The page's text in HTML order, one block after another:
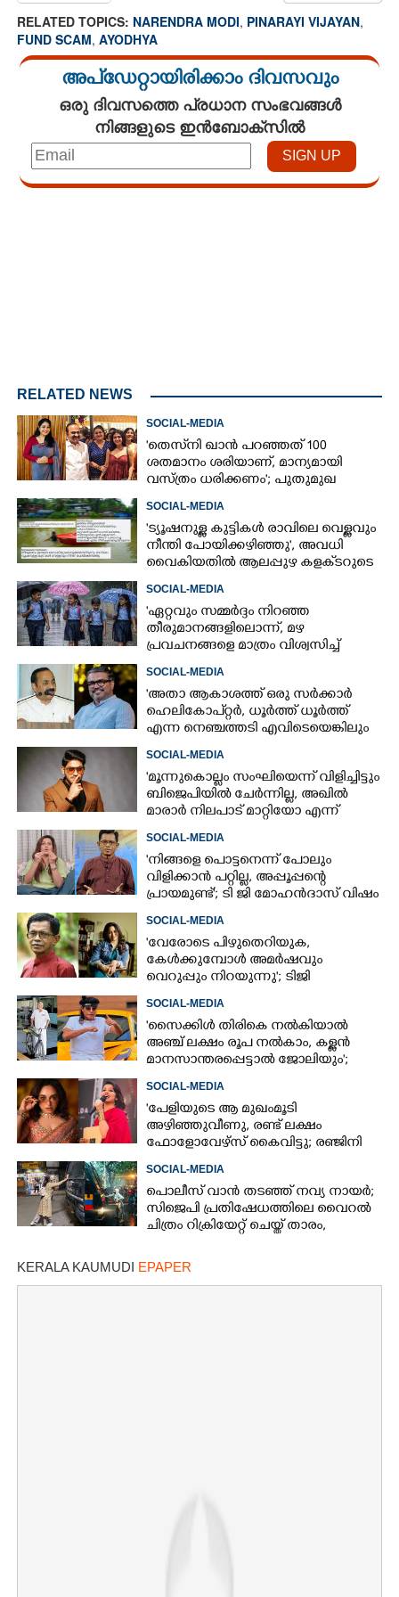
RELATED TOPICS: NARENDRA MODI, PINARAYI VIJAYAN,
FUND SCAM, AYODHYA
അപ്ഡേറ്റായിരിക്കാം ദിവസവും
ഒരു ദിവസത്തെ പ്രധാന സംഭവങ്ങൾ
നിങ്ങളുടെ ഇൻബോക്സിൽ
RELATED NEWS
SOCIAL-MEDIA
'തെസ്‌നി ഖാൻ പറഞ്ഞത് 100
ശതമാനം ശരിയാണ്, മാന്യമായി
വസ്ത്രം ധരിക്കണം'; പുതുമുഖ
SOCIAL-MEDIA
'ട്യൂഷനുള്ള കുട്ടികൾ രാവിലെ വെള്ളവും
നീന്തി പോയിക്കഴിഞ്ഞു', അവധി
വൈകിയതിൽ ആലപ്പുഴ കളക്‌ടറുടെ
SOCIAL-MEDIA
"ഏറ്റവും സമ്മർദ്ദം നിറഞ്ഞ
തീരുമാനങ്ങളിലൊന്ന്,​ മഴ
പ്രവചനങ്ങളെ മാത്രം വിശ്വസിച്ച്
SOCIAL-MEDIA
'അതാ ആകാശത്ത് ഒരു സർക്കാർ
ഹെലികോപ്റ്റർ, ധൂർത്ത് ധൂർത്ത്
എന്ന നെഞ്ചത്തടി എവിടെയെങ്കിലും
SOCIAL-MEDIA
'മൂന്നുകൊല്ലം സംഘിയെന്ന് വിളിച്ചിട്ടും
ബിജെപിയിൽ ചേർന്നില്ല, അഖിൽ
മാരാർ നിലപാട് മാറ്റിയോ എന്ന്
SOCIAL-MEDIA
'നിങ്ങളെ പൊട്ടനെന്ന് പോലും
വിളിക്കാൻ പറ്റില്ല, അപ്പൂപ്പന്റെ
പ്രായമുണ്ട്'; ടി ജി മോഹൻദാസ് വിഷം
SOCIAL-MEDIA
'വേരോടെ പിഴുതെറിയുക,
കേൾക്കുമ്പോൾ അമർഷവും
വെറുപ്പും നിറയുന്നു'; ടിജി
മേനോൻ
SOCIAL-MEDIA
'സൈക്കിൾ തിരികെ നൽകിയാൽ
അഞ്ച് ലക്ഷം രൂപ നൽകാം, കള്ളൻ
മാനസാന്തരപ്പെട്ടാൽ ജോലിയും';
SOCIAL-MEDIA
'പേളിയുടെ ആ മുഖംമൂടി
അഴിഞ്ഞുവീണു, രണ്ട് ലക്ഷം
ഫോളോവേഴ്സ് കൈവിട്ടു; രഞ്ജിനി
കുറിപ്പ്
SOCIAL-MEDIA
പൊലീസ് വാൻ തടഞ്ഞ് നവ്യ നായർ;
സിജെപി പ്രതിഷേധത്തിലെ വൈറൽ
ചിത്രം റിക്രിയേറ്റ് ചെയ്ത് താരം,
KERALA KAUMUDI EPAPER